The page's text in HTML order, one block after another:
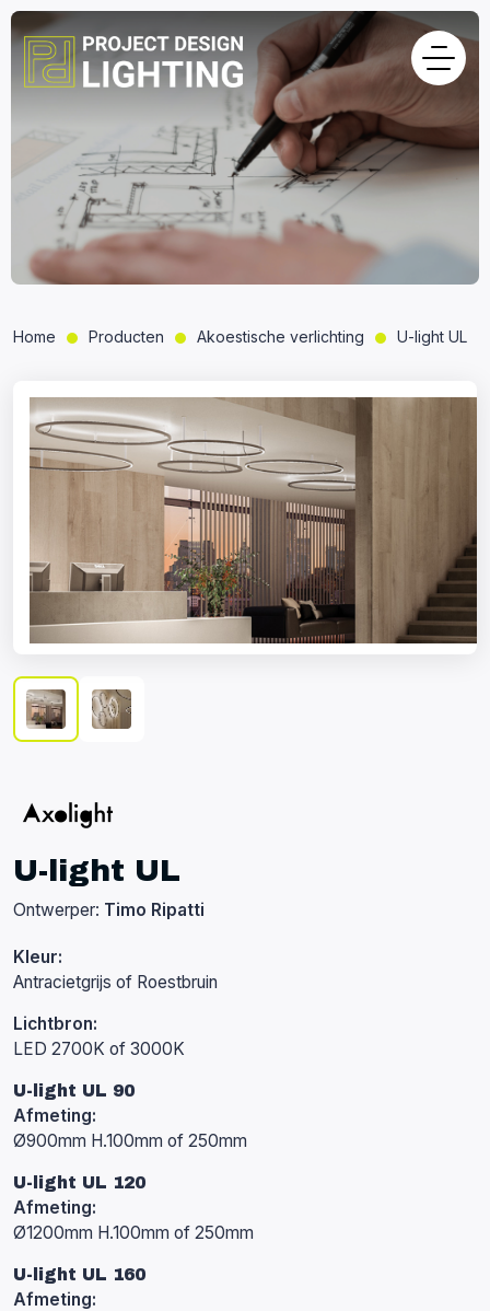
Home Producten Akoestische verlichting U-light UL
U-light UL
Ontwerper: Timo Ripatti
Kleur:
Antracietgrijs of Roestbruin
Lichtbron:
LED 2700K of 3000K
U-light UL 90
Afmeting:
Ø900mm H.100mm of 250mm
U-light UL 120
Afmeting:
Ø1200mm H.100mm of 250mm
U-light UL 160
Afmeting: